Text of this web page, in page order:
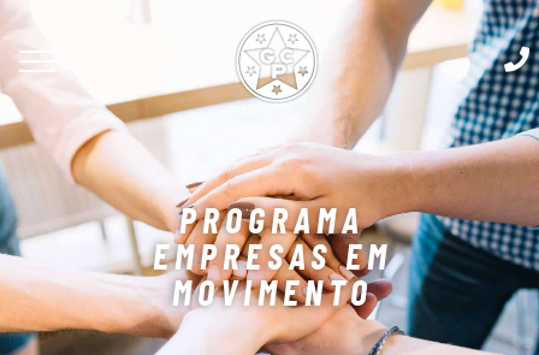
PROGRAMA
EMPRESAS EM
MOVIMENTO